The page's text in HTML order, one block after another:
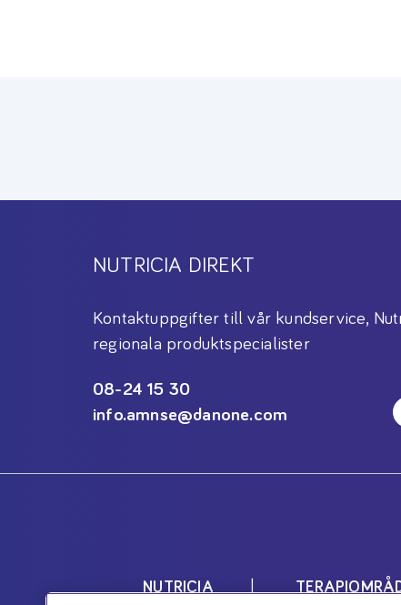
NUTRICIA DIREKT
Kontaktuppgifter till vår kundservice,
regionala produktspecialister
08-24 15 30
info.amnse@danone.com
NUTRICIA